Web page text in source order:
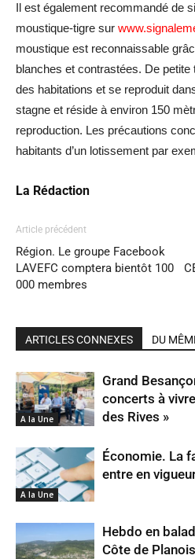
Il est également recommandé de
moustique-tigre sur
moustique est reconnaissable
blanches et contrastées. De petite
des habitations et se reproduit
stagne et réside à environ 150
reproduction. Les précautions
habitants d’un lotissement par
La Rédaction
Article précédent
Région. Le groupe Facebook
LAVEFC comptera bientôt 100
000 membres
ARTICLES CONNEXES DU
A la Une
Grand
concerts à
des Rives »
A la Une
Économie. La
entre en
Hebdo en
Côte de